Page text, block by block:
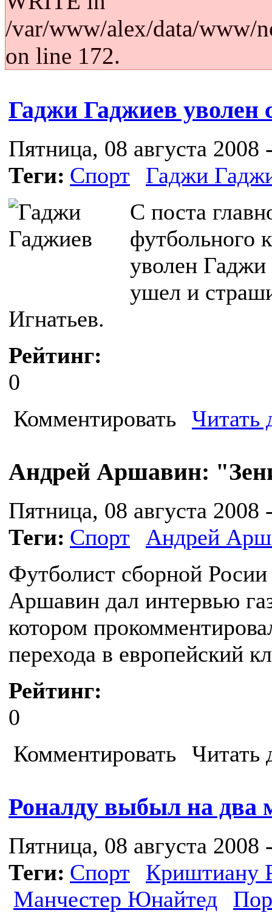
/var/www/alex/data/www/
on line 172.
Гаджи Гаджиев уволен
Пятница, 08 августа 2008
Теги: Спорт
Гаджи
С поста
футбольного
уволен Гаджи
ушел и
Игнатьев.
Рейтинг:
0
Комментировать
Читать
Андрей Аршавин:
Пятница, 08 августа 2008
Теги: Спорт
Андрей
Футболист сборной
Аршавин дал интервью
котором
перехода в европейский
Рейтинг:
0
Комментировать
Читать
Роналду выбыл на два
Пятница, 08 августа 2008
Теги: Спорт
Криштиану
Манчестер Юнайтед